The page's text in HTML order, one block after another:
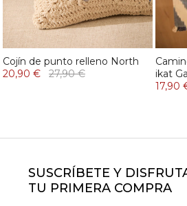
Cojín de punto relleno North
20,90 €
27,90 €
ikat
17,90
SUSCRÍBETE Y
TU PRIMERA COMPRA